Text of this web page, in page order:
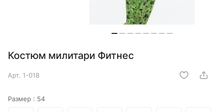
Костюм милитари Фитнес
Арт. 1-018
Размер : 54